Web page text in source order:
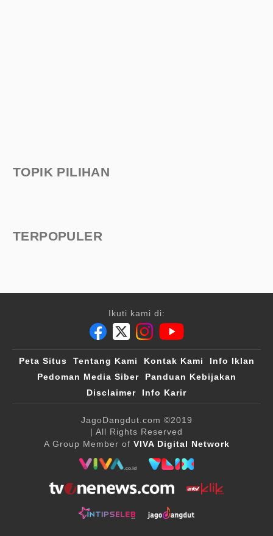
TOPIK PILIHAN
TERPOPULER
Ikuti kami di:
Peta Situs Tentang Kami Kontak Kami
Info Iklan
Pedoman Media Siber
Panduan Kebijakan
Disclaimer
Info Karir
JagoDangdut.com ©2019
| All Rights Reserved
A Group Member of VIVA Digital Network